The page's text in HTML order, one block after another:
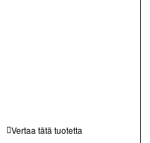
Vertaa tätä tuotetta